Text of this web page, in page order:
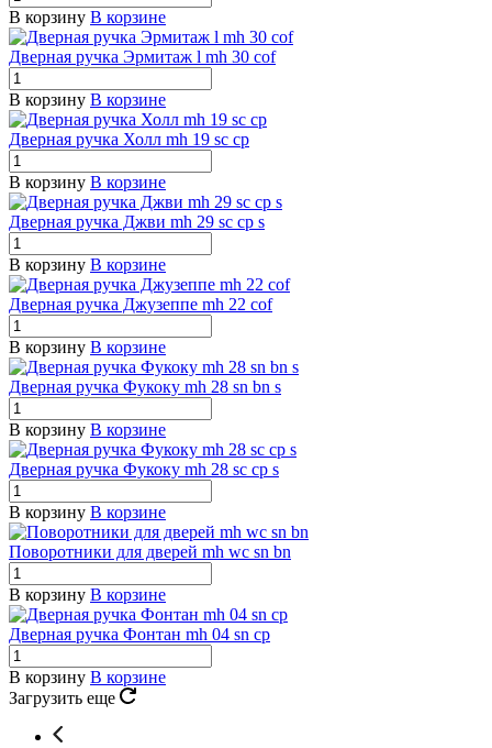
В корзину В корзине
Дверная ручка Эрмитаж l mh 30 cof
В корзину В корзине
Дверная ручка Холл mh 19 sc cp
В корзину В корзине
Дверная ручка Джви mh 29 sc cp s
В корзину В корзине
Дверная ручка Джузеппе mh 22 cof
В корзину В корзине
Дверная ручка Фукоку mh 28 sn bn s
В корзину В корзине
Дверная ручка Фукоку mh 28 sc cp s
В корзину В корзине
Поворотники для дверей mh wc sn bn
В корзину В корзине
Дверная ручка Фонтан mh 04 sn cp
В корзину В корзине
Загрузить еще